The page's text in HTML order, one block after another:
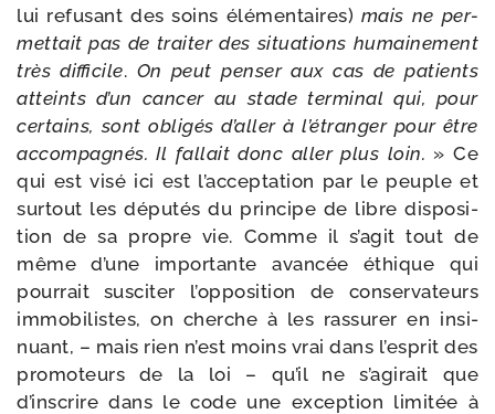
lui refu­sant des soins élé­men­taires) mais ne per­
met­tait pas de trai­ter des situa­tions humai­ne­ment
très dif­fi­cile. On peut pen­ser aux cas de patients
atteints d’un can­cer au stade ter­mi­nal qui, pour
cer­tains, sont obli­gés d’aller à l’étranger pour être
accom­pa­gnés. Il fal­lait donc aller plus loin. » Ce
qui est visé ici est l’acceptation par le peuple et
sur­tout les dépu­tés du prin­cipe de libre dis­po­si­
tion de sa propre vie. Comme il s’agit tout de
même d’une impor­tante avan­cée éthique qui
pour­rait sus­ci­ter l’opposition de conser­va­teurs
immo­bi­listes, on cherche à les ras­su­rer en insi­
nuant, – mais rien n’est moins vrai dans l’esprit des
pro­mo­teurs de la loi – qu’il ne s’agirait que
d’inscrire dans le code une excep­tion limi­tée à